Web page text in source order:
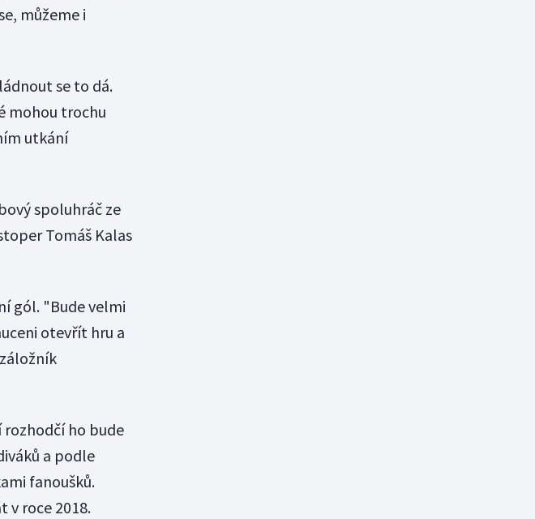
můžeme i
se to dá.
mohou trochu
utkání
spoluhráč ze
Tomáš Kalas
gól. "Bude velmi
otevřít hru a
rozhodčí ho bude
a podle
fanoušků.
v roce 2018.